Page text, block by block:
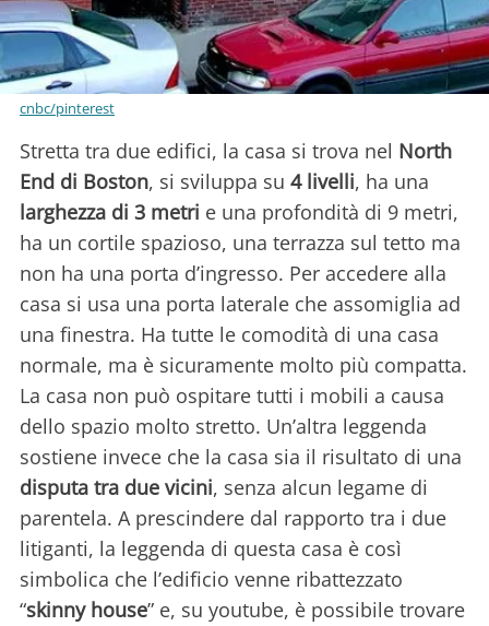
cnbc/pinterest
Stretta tra due edifici, la casa si trova nel North
End di Boston, si sviluppa su 4 livelli, ha una
larghezza di 3 metri e una profondità di 9 metri,
ha un cortile spazioso, una terrazza sul tetto ma
non ha una porta d’ingresso. Per accedere alla
casa si usa una porta laterale che assomiglia ad
una finestra. Ha tutte le comodità di una casa
normale, ma è sicuramente molto più compatta.
La casa non può ospitare tutti i mobili a causa
dello spazio molto stretto. Un’altra leggenda
sostiene invece che la casa sia il risultato di una
disputa tra due vicini, senza alcun legame di
parentela. A prescindere dal rapporto tra i due
litiganti, la leggenda di questa casa è così
simbolica che l’edificio venne ribattezzato
“skinny house” e, su youtube, è possibile trovare